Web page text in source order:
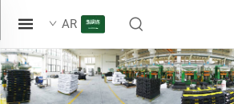
AR